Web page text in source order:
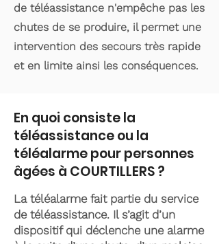
de téléassistance n'empêche pas les
chutes de se produire, il permet une
intervention des secours très rapide
et en limite ainsi les conséquences.
En quoi consiste la
téléassistance ou la
téléalarme pour personnes
âgées à COURTILLERS ?
La téléalarme fait partie du service
de téléassistance. Il s’agit d’un
dispositif qui déclenche une alarme